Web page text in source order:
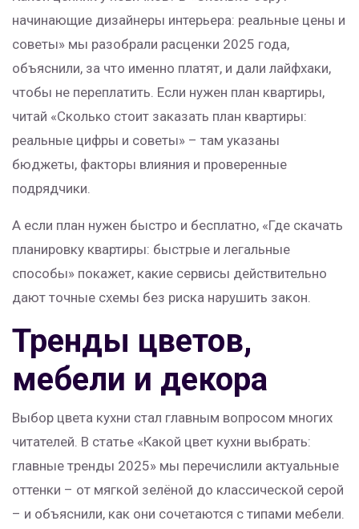
начинающие дизайнеры интерьера: реальные цены и
советы» мы разобрали расценки 2025 года,
объяснили, за что именно платят, и дали лайфхаки,
чтобы не переплатить. Если нужен план квартиры,
читай «Сколько стоит заказать план квартиры:
реальные цифры и советы» – там указаны
бюджеты, факторы влияния и проверенные
подрядчики.
А если план нужен быстро и бесплатно, «Где скачать
планировку квартиры: быстрые и легальные
способы» покажет, какие сервисы действительно
дают точные схемы без риска нарушить закон.
Тренды цветов,
мебели и декора
Выбор цвета кухни стал главным вопросом многих
читателей. В статье «Какой цвет кухни выбрать:
главные тренды 2025» мы перечислили актуальные
оттенки – от мягкой зелёной до классической серой
– и объяснили, как они сочетаются с типами мебели.